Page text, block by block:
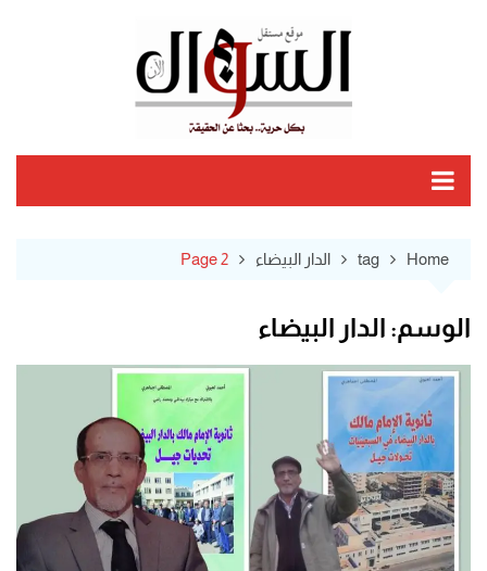
Home
tag الدار البيضاء Page 2
الوسم: الدار البيضاء